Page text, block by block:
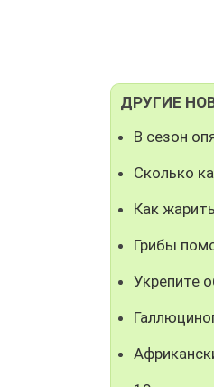
ДРУГИЕ
В сезон
Сколько
Как
Грибы
Укрепите